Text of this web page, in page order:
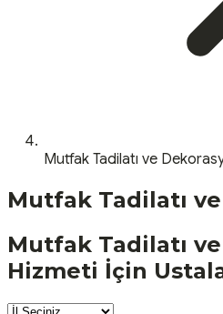
Mutfak Tadilatı ve
Mutfak Tadilatı
Mutfak Tadilatı
Hizmeti İçin